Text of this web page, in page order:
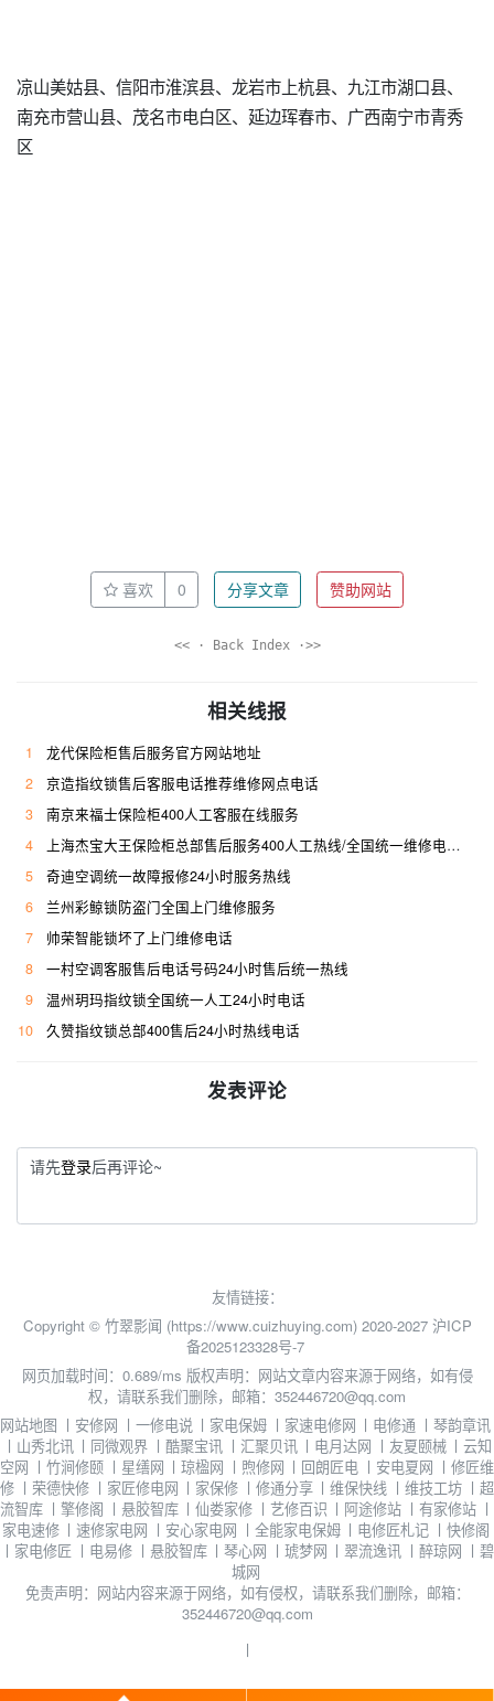
凉山美姑县、信阳市淮滨县、龙岩市上杭县、九江市湖口县、
南充市营山县、茂名市电白区、延边珲春市、广西南宁市青秀
区
喜欢 0 分享文章 赞助网站
<< · Back Index ·>>
相关线报
1
龙代保险柜售后服务官方网站地址
2
京造指纹锁售后客服电话推荐维修网点电话
3
南京来福士保险柜400人工客服在线服务
4
上海杰宝大王保险柜总部售后服务400人工热线/全国统一维修电话是多少
5
奇迪空调统一故障报修24小时服务热线
6
兰州彩鲸锁防盗门全国上门维修服务
7
帅荣智能锁坏了上门维修电话
8
一村空调客服售后电话号码24小时售后统一热线
9
温州玥玛指纹锁全国统一人工24小时电话
10
久赞指纹锁总部400售后24小时热线电话
发表评论
请先登录后再评论~
友情链接：
Copyright © 竹翠影闻 (https://www.cuizhuying.com) 2020-2027 沪ICP
备2025123328号-7
网页加载时间：0.689/ms 版权声明：网站文章内容来源于网络，如有侵
权，请联系我们删除，邮箱：352446720@qq.com
网站地图 丨 安修网 丨 一修电说 丨 家电保姆 丨 家速电修网 丨 电修通 丨琴韵章讯
丨 山秀北讯 丨 同微观界 丨 酷聚宝讯 丨 汇聚贝讯 丨 电月达网 丨 友夏颐械 丨云知
空网 丨 竹涧修颐 丨 星缮网 丨琼楹网 丨 煦修网 丨 回朗匠电 丨 安电夏网 丨 修匠维
修 丨 荣德快修 丨 家匠修电网 丨 家保修 丨 修通分享 丨维保快线 丨维技工坊 丨 超
流智库 丨 擎修阁 丨 悬胶智库 丨仙娄家修 丨 艺修百识 丨 阿途修站 丨 有家修站 丨
家电速修 丨 速修家电网 丨 安心家电网 丨 全能家电保姆 丨 电修匠札记 丨 快修阁
丨 家电修匠 丨 电易修 丨 悬胶智库 丨琴心网 丨 琥梦网 丨翠流逸讯 丨醉琼网 丨 碧
城网
免责声明：网站内容来源于网络，如有侵权，请联系我们删除，邮箱：
352446720@qq.com
丨